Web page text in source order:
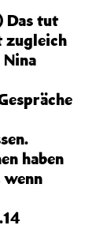
Das tut
zugleich
haben
wenn